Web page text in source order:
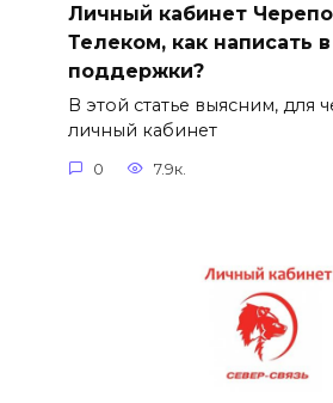
Личный кабинет
Телеком, как написать
поддержки?
В этой статье выясним, для
личный кабинет
0 7.9к.